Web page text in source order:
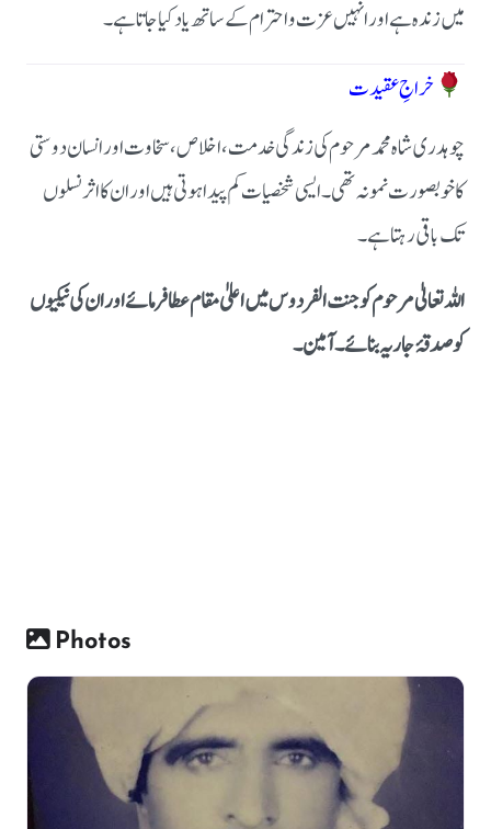
میں زندہ ہے اور انہیں عزت و احترام کے ساتھ یاد کیا جاتا ہے۔
خراجِ عقیدت
چوہدری شاہ محمد مرحوم کی زندگی خدمت، اخلاص، سخاوت اور انسان دوستی
کا خوبصورت نمونہ تھی۔ ایسی شخصیات کم پیدا ہوتی ہیں اور ان کا اثر نسلوں
تک باقی رہتا ہے۔
اللہ تعالیٰ مرحوم کو جنت الفردوس میں اعلیٰ مقام عطا فرمائے اور ان کی نیکیوں
کو صدقۂ جاریہ بنائے۔ آمین۔
Photos